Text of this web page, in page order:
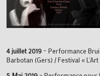
4 juillet 2019– Performance
Barbotan (Gers) / Festival «